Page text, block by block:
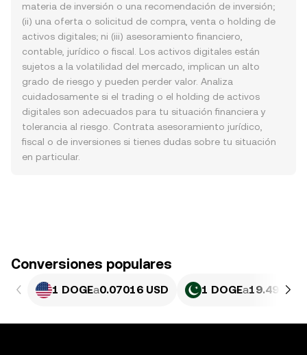
materia de inversión o una recomendación de inversión;
(ii) una oferta o solicitud de compra, venta o holding de
activos digitales; ni (iii) asesoramiento financiero,
contable, jurídico o fiscal. Los activos digitales están
sujetos a la volatilidad del mercado, implican un alto
grado de riesgo y pueden perder valor. Analiza
cuidadosamente si el trading o el holding de activos
digitales son adecuados para tu situación financiera y
tolerancia al riesgo. Contrata asesoramiento jurídico,
fiscal o de inversiones si tienes dudas sobre tu situación
en particular.
Conversiones populares
1 DOGEa0.07016 USD 1 DOGEa19.49 PKR